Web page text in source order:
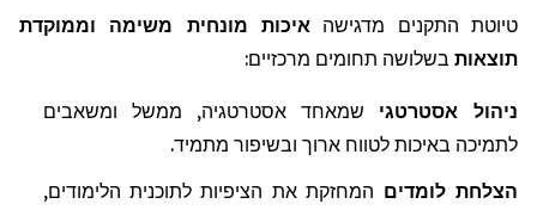
טיוטת התקנים מדגישה איכות מונחית משימה וממוקדת
תוצאות בשלושה תחומים מרכזיים:
ניהול אסטרטגי שמאחד אסטרטגיה, ממשל ומשאבים
לתמיכה באיכות לטווח ארוך ובשיפור מתמיד.
הצלחת לומדים המחזקת את הציפיות לתוכנית הלימודים,